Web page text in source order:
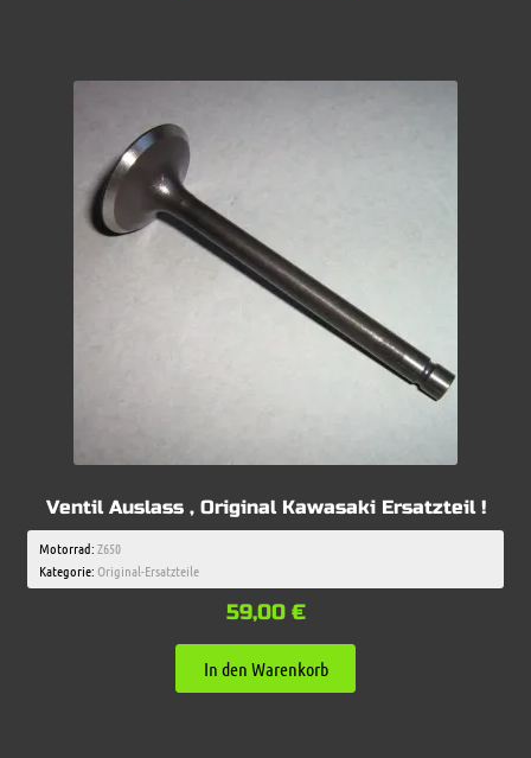
Ventil Auslass , Original Kawasaki Ersatzteil !
Motorrad:Z650
Kategorie:Original-Ersatzteile
59,00 €
In den Warenkorb